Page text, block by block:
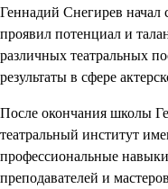
Геннадий Снегирев начал
проявил потенциал и
различных театральных
результаты в сфере
После окончания школы
театральный институт
профессиональные
преподавателей и